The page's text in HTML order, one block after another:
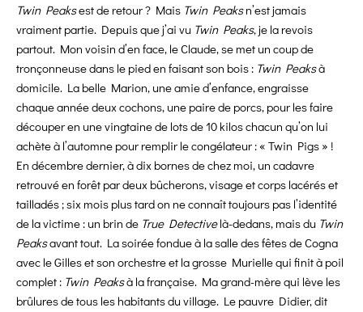
Twin Peaksest de retour ? Mais Twin Peaksn’est jamais
vraiment partie. Depuis que j’ai vu Twin Peaks, je la revois
partout. Mon voisin d’en face, le Claude, se met un coup de
tronçonneuse dans le pied en faisant son bois : Twin Peaksà
domicile. La belle Marion, une amie d’enfance, engraisse
chaque année deux cochons, une paire de porcs, pour les faire
découper en une vingtaine de lots de 10 kilos chacun qu’on lui
achète à l’automne pour remplir le congélateur : « Twin Pigs » !
En décembre dernier, à dix bornes de chez moi, un cadavre
retrouvé en forêt par deux bûcherons, visage et corps lacérés et
tailladés ; six mois plus tard on ne connaît toujours pas l’identité
de la victime : un brin de True Detectivelà-dedans, mais du Twin
Peaksavant tout. La soirée fondue à la salle des fêtes de Cogna
avec le Gilles et son orchestre et la grosse Murielle qui finit à poil
complet : Twin Peaksà la française. Ma grand-mère qui lève les
brûlures de tous les habitants du village. Le pauvre Didier, dit